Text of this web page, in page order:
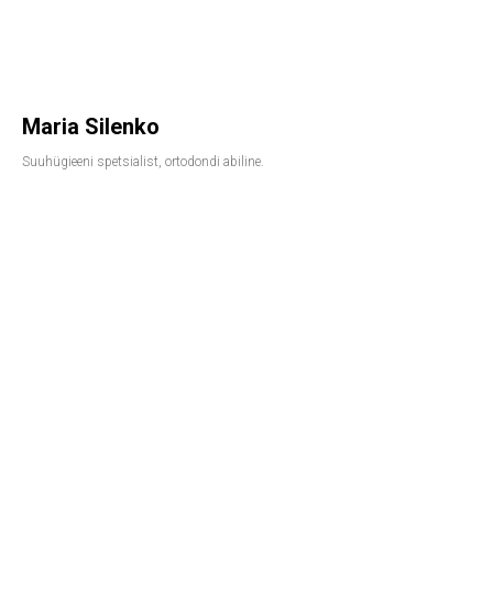
Maria Silenko
Suuhügieeni spetsialist, ortodondi abiline.